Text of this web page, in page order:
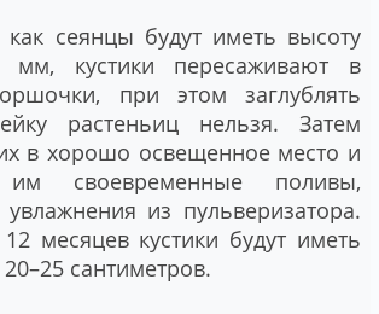
как сеянцы будут иметь высоту
мм, кустики пересаживают в
при этом заглублять
растеньиц нельзя. Затем
в хорошо освещенное место и
им своевременные поливы,
из пульверизатора.
месяцев кустики будут иметь
сантиметров.